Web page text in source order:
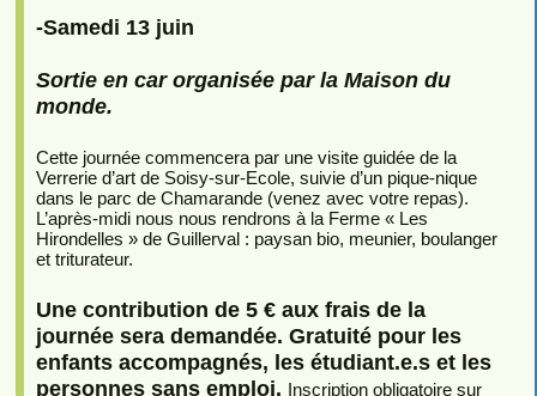
-Samedi 13 juin
Sortie en car organisée par la Maison du
monde.
Cette journée commencera par une visite guidée de la
Verrerie d’art de Soisy-sur-Ecole, suivie d’un pique-nique
dans le parc de Chamarande (venez avec votre repas).
L’après-midi nous nous rendrons à la Ferme « Les
Hirondelles » de Guillerval : paysan bio, meunier, boulanger
et triturateur.
Une contribution de 5 € aux frais de la
journée sera demandée. Gratuité pour les
enfants accompagnés, les étudiant.e.s et les
personnes sans emploi. Inscription obligatoire sur